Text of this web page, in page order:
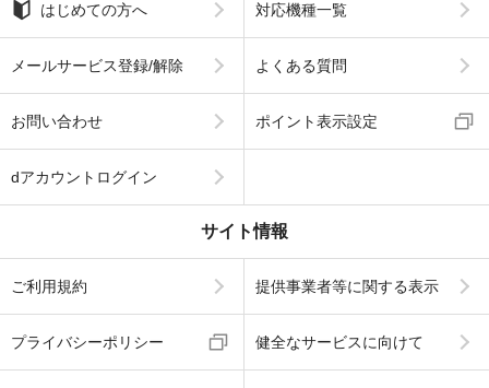
はじめての方へ 対応機種一覧
メールサービス登録/解除 よくある質問
お問い合わせ ポイント表示設定
dアカウントログイン
サイト情報
ご利用規約 提供事業者等に関する表示
プライバシーポリシー 健全なサービスに向けて